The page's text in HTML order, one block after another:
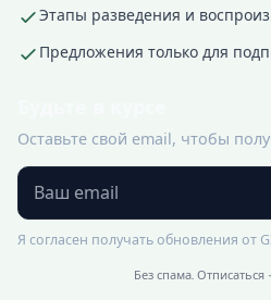
Этапы разведения и
Предложения только для
Оставьте свой email, чтобы
Я согласен получать обновления от
Без спама.